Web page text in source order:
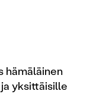
hämäläinen
yksittäisille